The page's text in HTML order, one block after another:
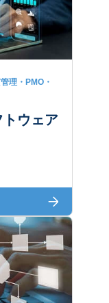
理・PMO・
ウェア